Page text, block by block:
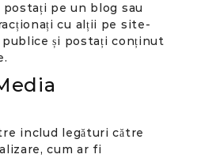
pe un blog sau
cu alții pe site-
și postați conținut
includ legături către
cum ar fi